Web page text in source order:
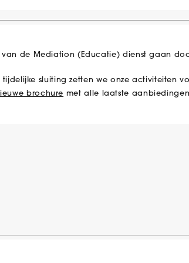
van de Mediation (Educatie) dienst gaan
tijdelijke sluiting zetten we onze activiteiten
brochure met alle laatste